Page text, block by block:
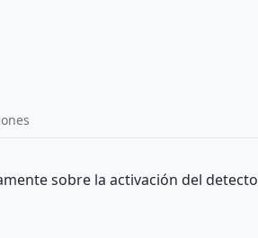
sobre la activación del